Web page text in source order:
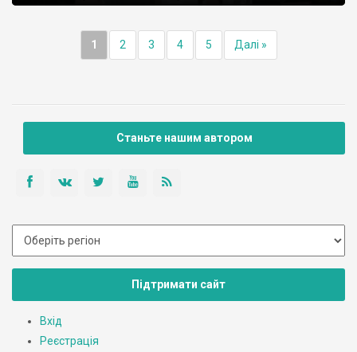
1 2 3 4 5 Далі »
Станьте нашим автором
Підтримати сайт
Вхід
Реєстрація